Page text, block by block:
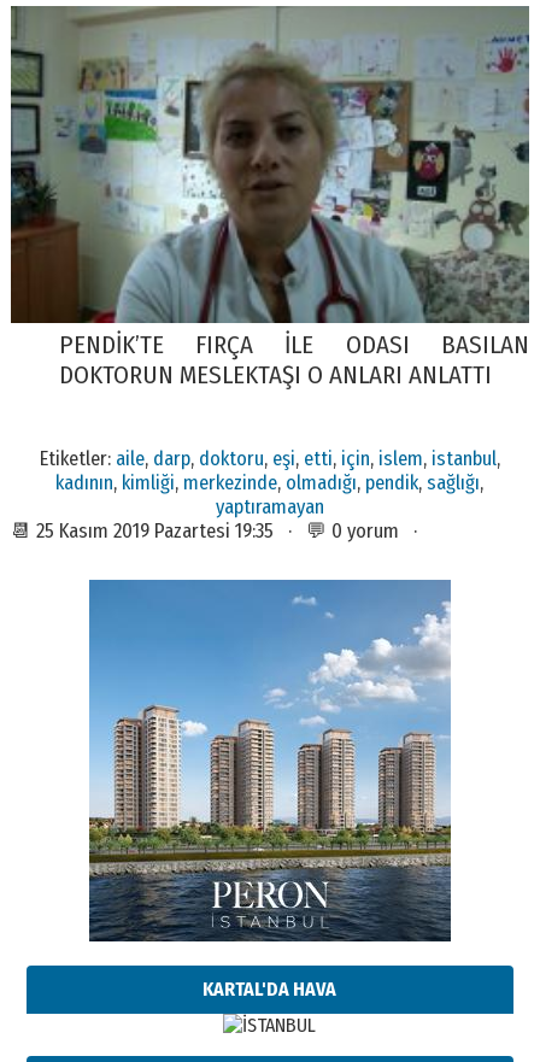
PENDİK’TE FIRÇA İLE ODASI BASILAN
DOKTORUN MESLEKTAŞI O ANLARI ANLATTI
Etiketler: aile, darp, doktoru, eşi, etti, için, islem, istanbul,
kadının, kimliği, merkezinde, olmadığı, pendik,sağlığı,
yaptıramayan
📆 25 Kasım 2019 Pazartesi 19:35 · 💬 0 yorum ·
KARTAL'DA HAVA